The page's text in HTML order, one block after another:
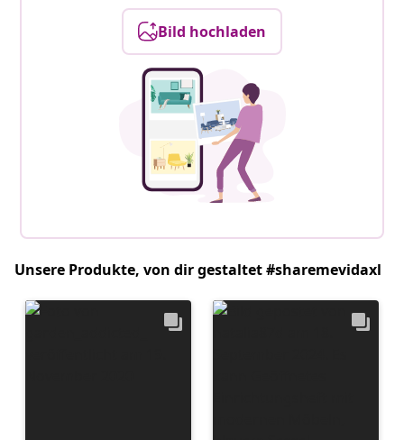
Bild hochladen
Unsere Produkte, von dir gestaltet #sharemevidaxl